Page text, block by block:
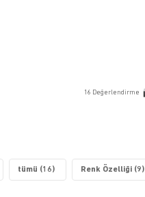
16 Değerlendirme
tümü (16) Renk Özelliği (9)